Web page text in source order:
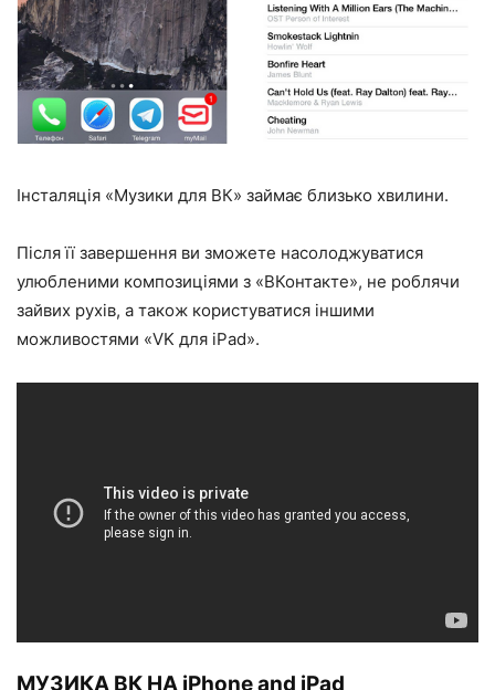
Інсталяція «Музики для ВК» займає близько хвилини.
Після її завершення ви зможете насолоджуватися
улюбленими композиціями з «ВКонтакте», не роблячи
зайвих рухів, а також користуватися іншими
можливостями «VK для iPad».
МУЗИКА ВК НА iPhone and iPad